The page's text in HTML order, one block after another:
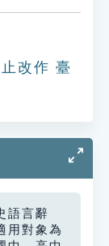
改作 臺
語言辭
用對象為